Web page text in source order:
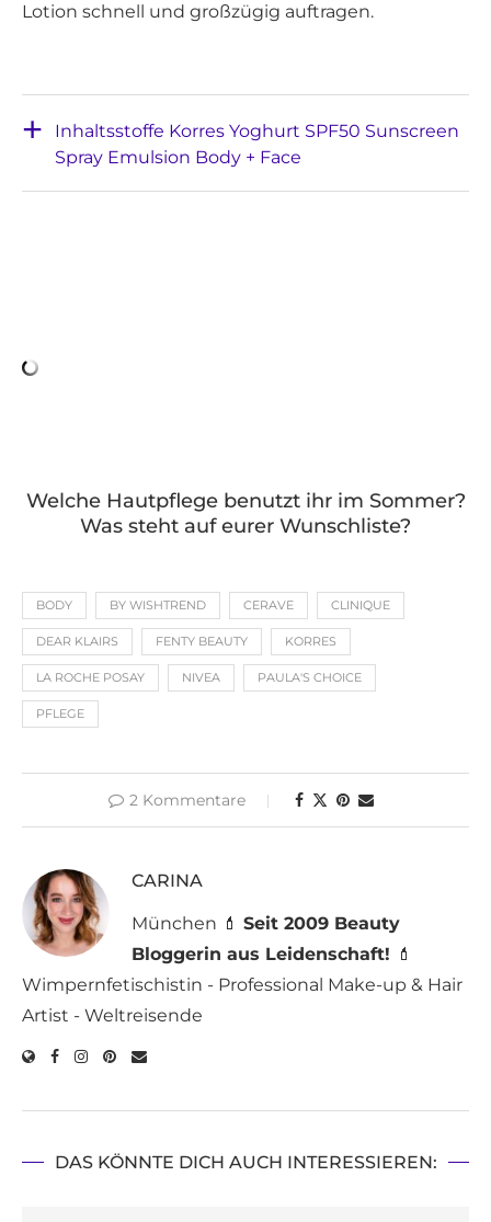
Lotion schnell und großzügig auftragen.
Inhaltsstoffe Korres Yoghurt SPF50 Sunscreen
Spray Emulsion Body + Face
Welche Hautpflege benutzt ihr im Sommer?
Was steht auf eurer Wunschliste?
BODY BY WISHTREND CERAVE CLINIQUE
DEAR KLAIRS FENTY BEAUTY KORRES
LA ROCHE POSAY NIVEA PAULA'S CHOICE
PFLEGE
2 Kommentare
CARINA
München 💄 Seit 2009 Beauty
Bloggerin aus Leidenschaft! 💄
Wimpernfetischistin - Professional Make-up & Hair
Artist - Weltreisende
DAS KÖNNTE DICH AUCH INTERESSIEREN: